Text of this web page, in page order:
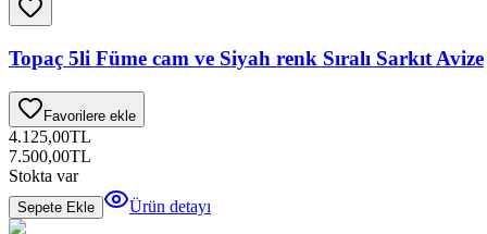
Topaç 5li Füme cam ve Siyah renk Sıralı Sarkıt Avize
Favorilere ekle
4.125,00TL
7.500,00TL
Stokta var
Sepete Ekle Ürün detayı